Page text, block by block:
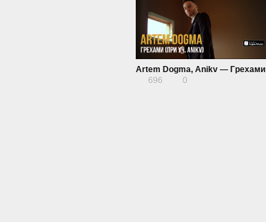
Artem Dogma, Anikv — Грехами
696
0